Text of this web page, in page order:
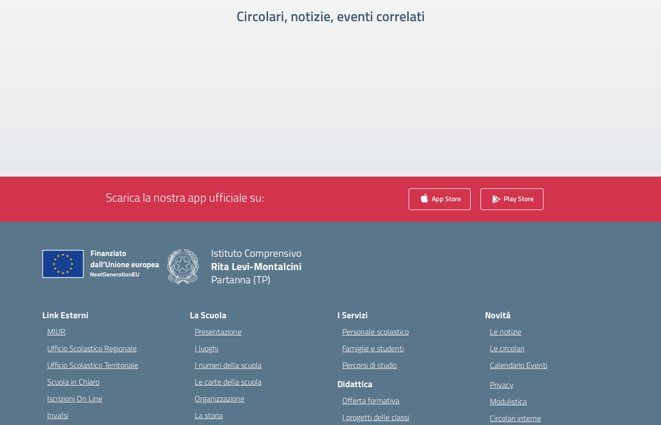
Circolari, notizie, eventi correlati
Scarica la nostra app ufficiale su: App Store Play Store
Istituto Comprensivo
Rita Levi-Montalcini
Partanna (TP)
Link Esterni
MIUR
Ufficio Scolastico Regionale
Ufficio Scolastico Territoriale
Scuola in Chiaro
Iscrizioni On Line
Invalsi
La Scuola
Presentazione
I luoghi
I numeri della scuola
Le carte della scuola
Organizzazione
La storia
I Servizi
Personale scolastico
Famiglie e studenti
Percorsi di studio
Didattica
Offerta formativa
I progetti delle classi
Novità
Le notizie
Le circolari
Calendario Eventi
Privacy
Modulistica
Circolari interne